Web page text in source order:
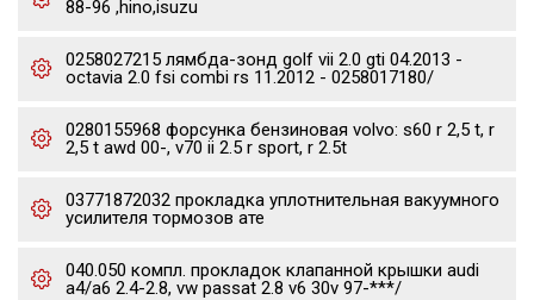
88-96 ,hino,isuzu
0258027215 лямбда-зонд golf vii 2.0 gti 04.2013 -
octavia 2.0 fsi combi rs 11.2012 - 0258017180/
0280155968 форсунка бензиновая volvo: s60 r 2,5 t, r
2,5 t awd 00-, v70 ii 2.5 r sport, r 2.5t
03771872032 прокладка уплотнительная вакуумного
усилителя тормозов ате
040.050 компл. прокладок клапанной крышки audi
a4/a6 2.4-2.8, vw passat 2.8 v6 30v 97-***/